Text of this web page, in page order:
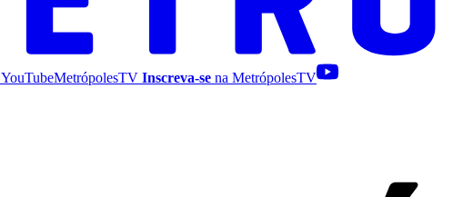
YouTubeMetrópolesTV Inscreva-se na MetrópolesTV